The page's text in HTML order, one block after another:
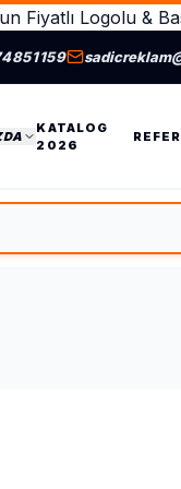
Fiyatlı Logolu &
KATALOG
2026